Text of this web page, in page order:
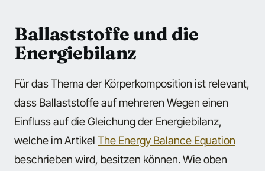
Ballaststoffe und die
Energiebilanz
Für das Thema der Körperkomposition ist relevant,
dass Ballaststoffe auf mehreren Wegen einen
Einfluss auf die Gleichung der Energiebilanz,
welche im Artikel The Energy Balance Equation
beschrieben wird, besitzen können. Wie oben